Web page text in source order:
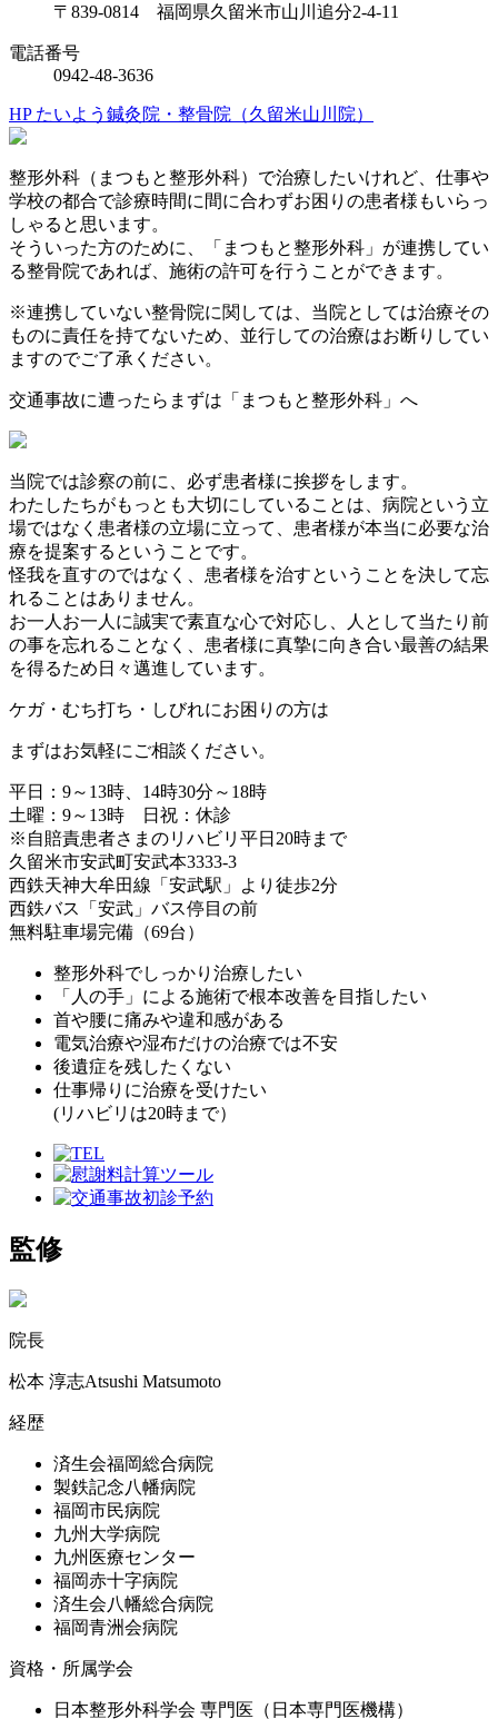
〒839-0814 福岡県久留米市山川追分2-4-11
電話番号
0942-48-3636
HP たいよう鍼灸院・整骨院（久留米山川院）
整形外科（まつもと整形外科）で治療したいけれど、仕事や
学校の都合で診療時間に間に合わずお困りの患者様もいらっ
しゃると思います。
そういった方のために、「まつもと整形外科」が連携してい
る整骨院であれば、施術の許可を行うことができます。
※連携していない整骨院に関しては、当院としては治療その
ものに責任を持てないため、並行しての治療はお断りしてい
ますのでご了承ください。
交通事故に遭ったらまずは 「まつもと整形外科」へ
当院では診察の前に、必ず患者様に挨拶をします。
わたしたちがもっとも大切にしていることは、病院という立
場ではなく患者様の立場に立って、患者様が本当に必要な治
療を提案するということです。
怪我を直すのではなく、患者様を治すということを決して忘
れることはありません。
お一人お一人に誠実で素直な心で対応し、人として当たり前
の事を忘れることなく、患者様に真摯に向き合い最善の結果
を得るため日々邁進しています。
ケガ・むち打ち・しびれにお困りの方は
まずはお気軽にご相談ください。
平日：9～13時、14時30分～18時
土曜：9～13時 日祝：休診
※自賠責患者さまのリハビリ平日20時まで
久留米市安武町安武本3333-3
西鉄天神大牟田線「安武駅」より徒歩2分
西鉄バス「安武」バス停目の前
無料駐車場完備（69台）
整形外科でしっかり治療したい
「人の手」による施術で根本改善を目指したい
首や腰に痛みや違和感がある
電気治療や湿布だけの治療では不安
後遺症を残したくない
仕事帰りに治療を受けたい
(リハビリは20時まで）
監修
院長
松本 淳志Atsushi Matsumoto
経歴
済生会福岡総合病院
製鉄記念八幡病院
福岡市民病院
九州大学病院
九州医療センター
福岡赤十字病院
済生会八幡総合病院
福岡青洲会病院
資格・所属学会
日本整形外科学会 専門医（日本専門医機構）